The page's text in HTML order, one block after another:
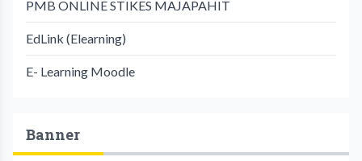
PMB ONLINE STIKES MAJAPAHIT
EdLink (Elearning)
E- Learning Moodle
Banner